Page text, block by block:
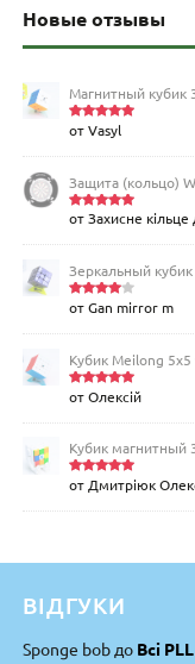
Новые отзывы
Магнитный кубик
Оценка
от Vasyl
Защита (кольцо)
Оценка5
от Захисне
Зеркальный
Оценка
от Gan mirror m
Кубик Meilong
Оценка5
от Олексій
Кубик магнитный
Оценка5
от Дмитріюк
ВІДГУКИ
Sponge bob до Всі